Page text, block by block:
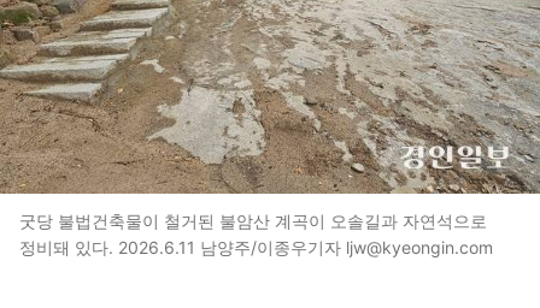
굿당 불법건축물이 철거된 불암산 계곡이 오솔길과 자연석으로
정비돼 있다. 2026.6.11 남양주/이종우기자 ljw@kyeongin.com